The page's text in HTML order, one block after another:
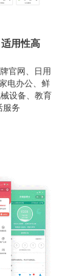
用性高
官网、日用
电办公、鲜
设备、教育
服务